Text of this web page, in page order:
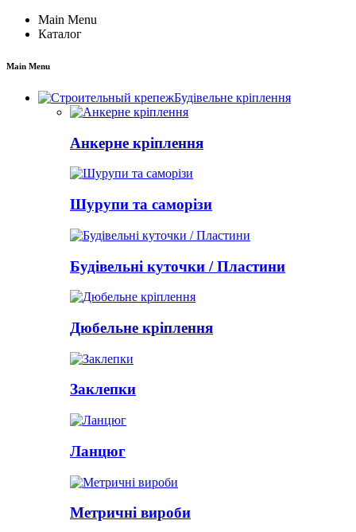
Main Menu
Каталог
Main Menu
Будівельне кріплення
Анкерне кріплення
Шурупи та саморізи
Будівельні куточки / Пластини
Дюбельне кріплення
Заклепки
Ланцюг
Метричні вироби